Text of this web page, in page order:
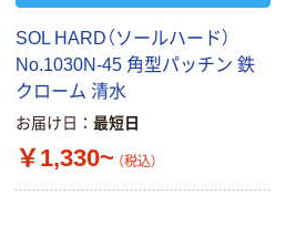
SOL HARD（ソールハード）
No.1030N-45 角型パッチン 鉄
クローム 清水
お届け日 最短日
￥1,330~ （税込）